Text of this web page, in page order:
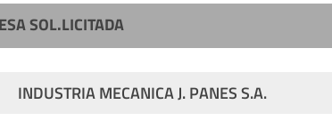
SOL.LICITADA
INDUSTRIA MECANICA J. PANES S.A.